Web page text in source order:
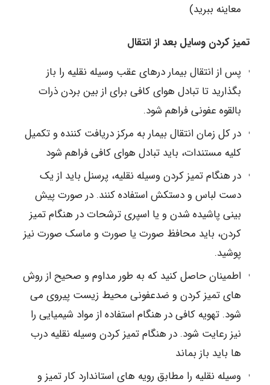
معاینه ببرید)
تمیز کردن وسایل بعد از انتقال
پس از انتقال بیمار درهای عقب وسیله نقلیه را باز
بگذارید تا تبادل هوای کافی برای از بین بردن ذرات
بالقوه عفونی فراهم شود.
در کل زمان انتقال بیمار به مرکز دریافت کننده و تکمیل
کلیه مستندات، باید تبادل هوای کافی فراهم شود
در هنگام تمیز کردن وسیله نقلیه، پرسنل باید از یک
دست لباس و دستکش استفاده کنند. در صورت پیش
بینی پاشیده شدن و یا اسپری ترشحات در هنگام تمیز
کردن، باید محافظ صورت یا صورت و ماسک صورت نیز
پوشید.
اطمینان حاصل کنید که به طور مداوم و صحیح از روش
های تمیز کردن و ضدعفونی محیط زیست پیروی می
شود. تهویه کافی در هنگام استفاده از مواد شیمیایی را
نیز رعایت شود. در هنگام تمیز کردن وسیله نقلیه درب
ها باید باز بماند
وسیله نقلیه را مطابق رویه های استاندارد کار تمیز و